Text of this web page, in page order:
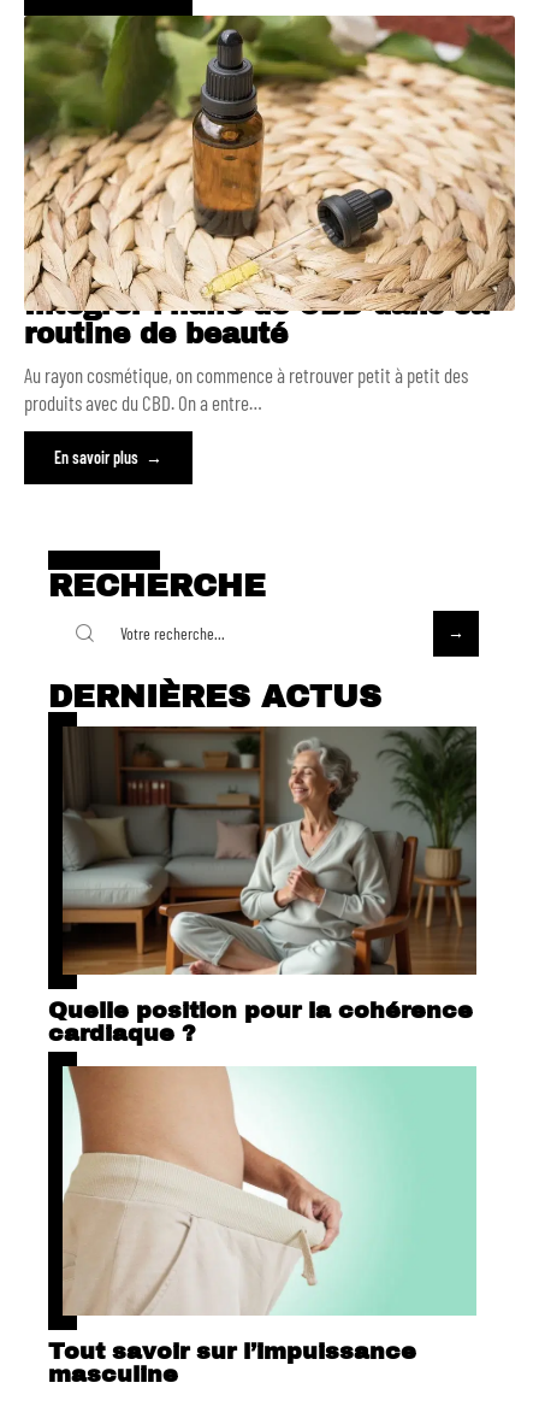
Intégrer l’huile de CBD dans sa
routine de beauté
Au rayon cosmétique, on commence à retrouver petit à petit des
produits avec du CBD. On a entre…
En savoir plus
RECHERCHE
DERNIÈRES ACTUS
Quelle position pour la cohérence
cardiaque ?
Tout savoir sur l’impuissance
masculine